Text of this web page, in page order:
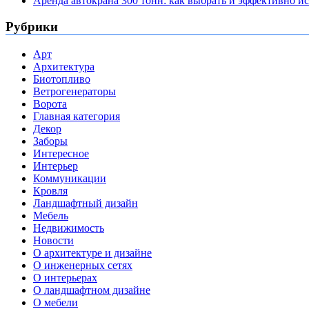
Рубрики
Арт
Архитектура
Биотопливо
Ветрогенераторы
Ворота
Главная категория
Декор
Заборы
Интересное
Интерьер
Коммуникации
Кровля
Ландшафтный дизайн
Мебель
Недвижимость
Новости
О архитектуре и дизайне
О инженерных сетях
О интерьерах
О ландшафтном дизайне
О мебели